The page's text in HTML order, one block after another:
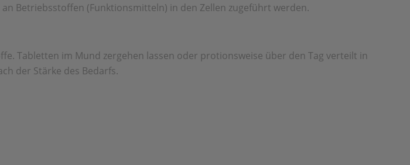
Betriebsstoffen (Funktionsmitteln) in den Zellen zugeführt werden.
Tabletten im Mund zergehen lassen oder protionsweise über den Tag verteilt in
der Stärke des Bedarfs.